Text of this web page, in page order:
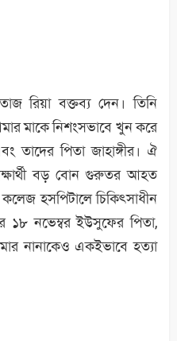
রিয়া বক্তব্য দেন। তিনি
মাকে নিশংসভাবে খুন করে
তাদের পিতা জাহাঙ্গীর। ঐ
বড় বোন গুরুতর আহত
কলেজ হসপিটালে চিকিৎসাধীন
নভেম্বর ইউসুফের পিতা,
নানাকেও একইভাবে হত্যা